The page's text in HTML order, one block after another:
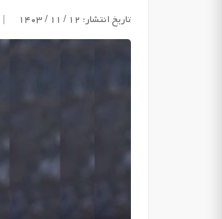
تاریخ انتشار: ۱۲ / ۱۱ / ۱۴۰۳ |